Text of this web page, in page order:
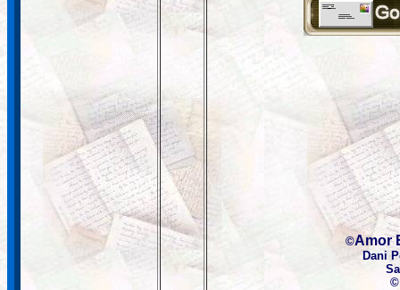
©Amor
Dani
©